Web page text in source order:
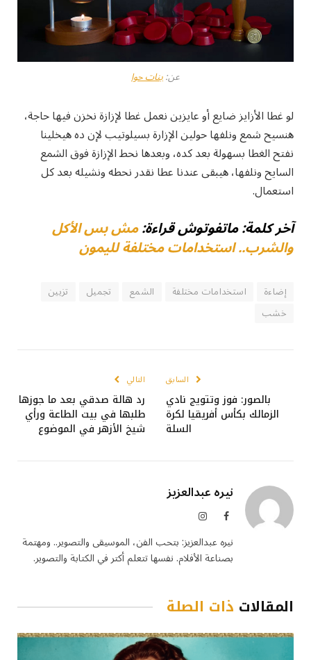
عن:بنات حوا
لو غطا الأزايز ضايع أو عايزين نعمل غطا لإزازة نخزن فيها حاجة،
هنسيح شمع ونلفها حولين الإزارة بسيلوتيب لإن ده هيخلينا
نفتح الغطا بسهولة بعد كده، وبعدها نحط الإزازة فوق الشمع
السايح ونلفها، هيبقى عندنا عطا نقدر نحطه ونشيله بعد كل
استعمال.
آخر كلمة: ماتفوتوش قراءة:مش بس الأكل
والشرب.. استخدامات مختلفة لليمون
إضاءة استخدامات مختلفة الشمع تجميل
تزيين
خشب
السابق
بالصور: فوز وتتويج نادي
الزمالك بكأس أفريقيا لكرة
السلة
التالي
رد هالة صدقي بعد ما جوزها
طلبها في بيت الطاعة ورأي
شيخ الأزهر في الموضوع
نيره عبدالعزيز
فيسبوكالانستغرام
نيره عبدالعزيز: بتحب الفن، الموسيقى والتصوير.. ومهتمة
بصناعة الأفلام. نفسها تتعلم أكتر في الكتابة والتصوير.
المقالات ذات الصلة